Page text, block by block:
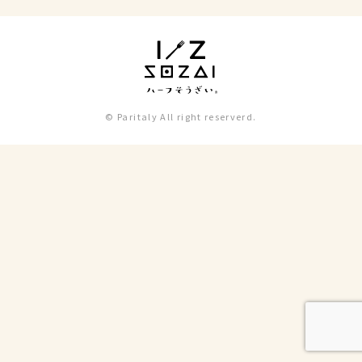
© Paritaly All right reserverd.